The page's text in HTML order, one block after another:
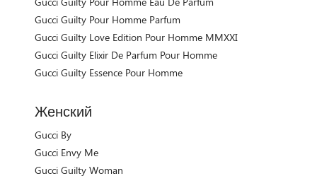
Gucci Guilty Pour Homme Parfum
Gucci Guilty Love Edition Pour Homme MMXXI
Gucci Guilty Elixir De Parfum Pour Homme
Gucci Guilty Essence Pour Homme
Женский
Gucci By
Gucci Envy Me
Gucci Guilty Woman